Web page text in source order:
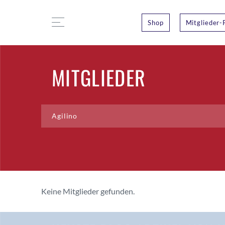
Shop Mitglieder-
MITGLIEDER
Keine Mitglieder gefunden.